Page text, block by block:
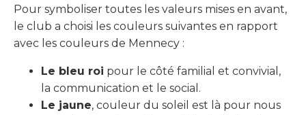
Pour symboliser toutes les valeurs mises en avant,
le club a choisi les couleurs suivantes en rapport
avec les couleurs de Mennecy :
Le bleu roi pour le côté familial et convivial,
la communication et le social.
Le jaune, couleur du soleil est là pour nous